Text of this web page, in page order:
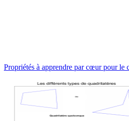
Propriétés à apprendre par cœur pour